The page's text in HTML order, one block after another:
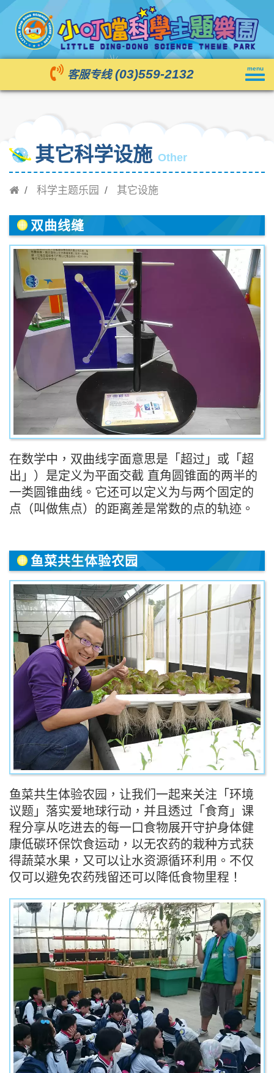
menu
客服专线 (03)559-2132
其它科学设施 Other
科学主题乐园 其它设施
双曲线缝
在数学中，双曲线字面意思是「超过」或「超
出」）是定义为平面交截 直角圆锥面的两半的
一类圆锥曲线。它还可以定义为与两个固定的
点（叫做焦点）的距离差是常数的点的轨迹。
鱼菜共生体验农园
鱼菜共生体验农园，让我们一起来关注「环境
议题」落实爱地球行动，并且透过「食育」课
程分享从吃进去的每一口食物展开守护身体健
康低碳环保饮食运动，以无农药的栽种方式获
得蔬菜水果，又可以让水资源循环利用。不仅
仅可以避免农药残留还可以降低食物里程！